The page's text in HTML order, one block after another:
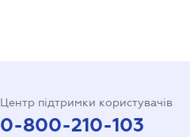
Центр підтримки користувачів
0-800-210-103